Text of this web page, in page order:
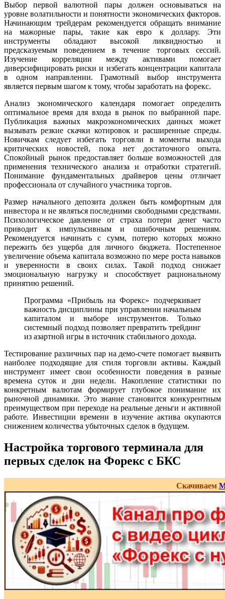
Выбор первой валютной пары должен основываться на
уровне волатильности и понятности экономических факторов.
Начинающим трейдерам рекомендуется обращать внимание
на мажорные пары, такие как евро к доллару. Эти
инструменты обладают высокой ликвидностью и
предсказуемым поведением в течение торговых сессий.
Изучение корреляции между активами помогает
диверсифицировать риски и избегать концентрации капитала
в одном направлении. Грамотный выбор инструмента
является первым шагом к тому, чтобы заработать на форекс.
Анализ экономического календаря помогает определить
оптимальное время для входа в рынок по выбранной паре.
Публикация важных макроэкономических данных может
вызывать резкие скачки котировок и расширенные спреды.
Новичкам следует избегать торговли в моменты выхода
критических новостей, пока нет достаточного опыта.
Спокойный рынок предоставляет больше возможностей для
применения технического анализа и отработки стратегий.
Понимание фундаментальных драйверов цены отличает
профессионала от случайного участника торгов.
Размер начального депозита должен быть комфортным для
инвестора и не являться последними свободными средствами.
Психологическое давление от страха потери денег часто
приводит к импульсивным и ошибочным решениям.
Рекомендуется начинать с сумм, потерю которых можно
пережить без ущерба для личного бюджета. Постепенное
увеличение объема капитала возможно по мере роста навыков
и уверенности в своих силах. Такой подход снижает
эмоциональную нагрузку и способствует рациональному
принятию решений.
Программа «Прибыль на Форекс» подчеркивает
важность дисциплины при управлении начальным
капиталом и выборе инструментов. Только
системный подход позволяет превратить трейдинг
из азартной игры в источник стабильного дохода.
Тестирование различных пар на демо-счете помогает выявить
наиболее подходящие для стиля торговли активы. Каждый
инструмент имеет свои особенности поведения в разные
времена суток и дни недели. Накопление статистики по
конкретным валютам формирует глубокое понимание их
рыночной динамики. Это знание становится конкурентным
преимуществом при переходе на реальные деньги и активной
работе. Инвестиции времени в изучение актива окупаются
снижением количества убыточных сделок в будущем.
Настройка торгового терминала для
первых сделок на Форекс с БКС
Скачиваем